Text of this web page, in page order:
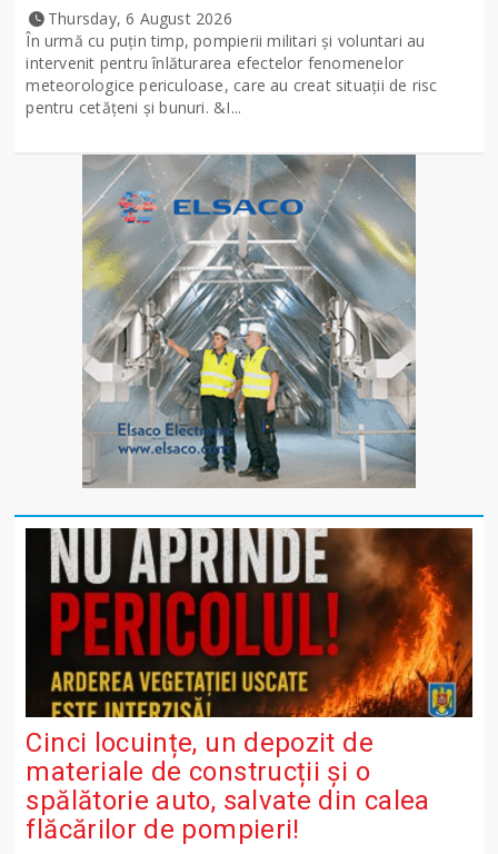
Thursday, 6 August 2026
În urmă cu puțin timp, pompierii militari și voluntari au
intervenit pentru înlăturarea efectelor fenomenelor
meteorologice periculoase, care au creat situații de risc
pentru cetățeni și bunuri. &I...
Cinci locuințe, un depozit de
materiale de construcții și o
spălătorie auto, salvate din calea
flăcărilor de pompieri!